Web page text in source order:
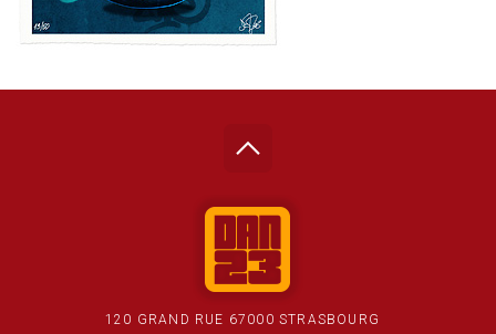
120 GRAND RUE 67000 STRASBOURG